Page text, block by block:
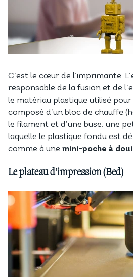
C’est le cœur de l’imprimante.
responsable de la fusion et de
le matériau plastique utilisé
composé d’un bloc de chauffe
le filament et d’une buse, une
laquelle le plastique fondu est
comme à une mini-poche à
Le plateau d’impression (Bed)